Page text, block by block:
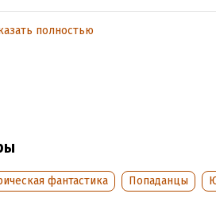
завод пошел с молотка после
все, чтобы изменить судьбу. А пока
ведь я знаю намного больше
информация
1 января 2025
полностью
фантастика Попаданцы